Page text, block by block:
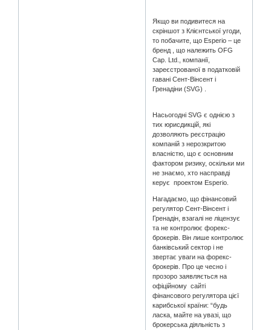
Якщо ви подивитеся на
скріншот з Клієнтської угоди,
то побачите, що Esperio – це
бренд , що належить OFG
Cap. Ltd., компанії,
зареєстрованої в податковій
гавані Сент-Вінсент і
Гренадіни (SVG) .
Насьогодні SVG є однією з
тих юрисдикцій, які
дозволяють реєстрацію
компаній з нерозкритою
власністю, що є основним
фактором ризику, оскільки ми
не знаємо, хто насправді
керує проектом Esperio.
Нагадаємо, що фінансовий
регулятор Сент-Вінсент і
Гренадін, взагалі не ліцензує
та не контролює форекс-
брокерів. Він лише контролює
банківський сектор і не
звертає уваги на форекс-
брокерів. Про це чесно і
прозоро заявляється на
офіційному сайті
фінансового регулятора цієї
карибської країни: “будь
ласка, майте на увазі, що
брокерська діяльність з